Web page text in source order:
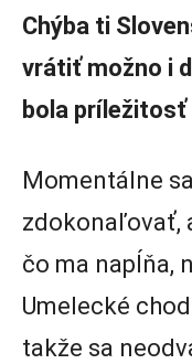
Chýba ti
vrátiť možno i
bola príležitosť
Momentálne
zdokonaľovať,
čo ma napĺňa,
Umelecké
takže sa